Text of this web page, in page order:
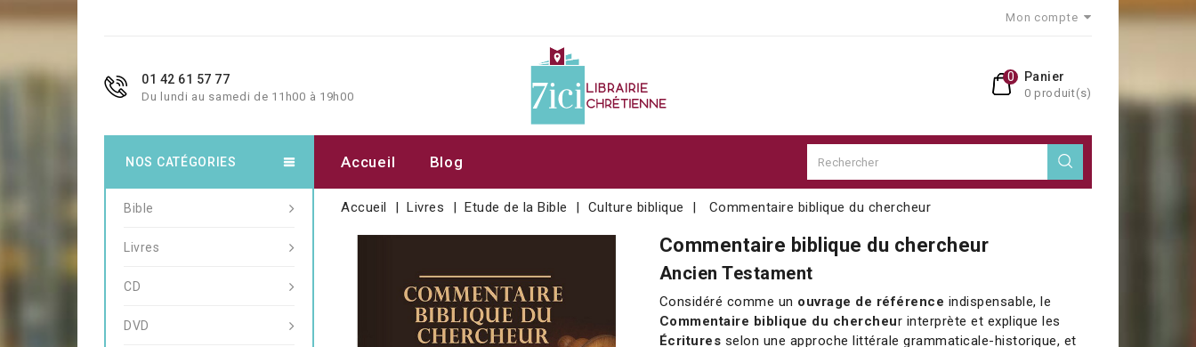
Mon compte
01 42 61 57 77
Du lundi au samedi de 11h00 à 19h00
Panier
0 produit(s)
0
Accueil Blog
Accueil Livres Etude de la Bible Culture biblique Commentaire biblique du chercheur
Commentaire biblique du chercheur
Ancien Testament
Considéré comme un ouvrage de référence indispensable, le
Commentaire biblique du chercheur interprète et explique les
Écritures selon une approche littérale grammaticale-historique, et
NOS CATÉGORIES
Bible
Livres
CD
DVD